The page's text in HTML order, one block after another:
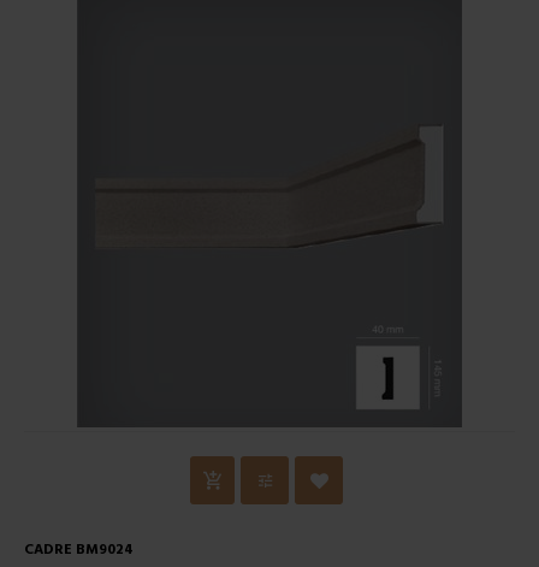
CADRE BM9024